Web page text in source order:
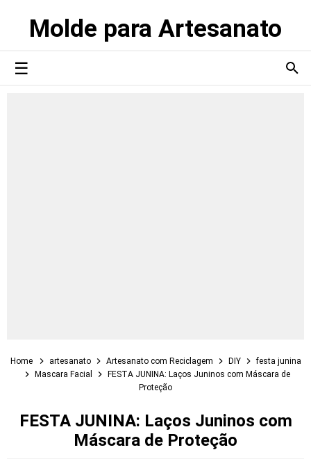
Molde para Artesanato
Home artesanato Artesanato com Reciclagem DIY
festa junina
Mascara Facial
FESTA JUNINA: Laços Juninos com Máscara de
Proteção
FESTA JUNINA: Laços Juninos com
Máscara de Proteção